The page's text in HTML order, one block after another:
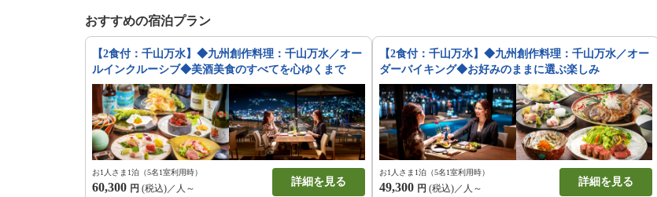
おすすめの宿泊プラン
【2食付：千山万水】◆九州創作料理：千山万水／オー
ルインクルーシブ◆美酒美食のすべてを心ゆくまで
お1人さま1泊（5名1室利用時）
60,300 円 (税込)／人～
詳細を見る
【2食付：千山万水】◆九州創作料理：千山万水／オー
ダーバイキング◆お好みのままに選ぶ楽しみ
お1人さま1泊（5名1室利用時）
49,300 円 (税込)／人～
詳細を見る